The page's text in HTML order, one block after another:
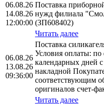
06.08.26
14.08.26
12:00:00
Поставка
нужд филиала
(ЗП608402)
Читать далее
06.08.26
13.08.26
09:36:00
Поставка
Условия оплаты: по
календарных дней
накладной
соответствующим
оригиналов счет-
Читать далее